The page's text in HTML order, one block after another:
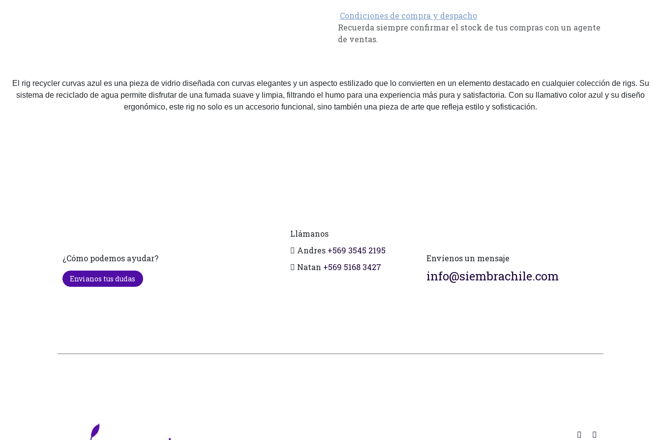
Condiciones de compra y despacho
Recuerda siempre confirmar el stock de tus compras con un agente
de ventas.
El rig recycler curvas azul es una pieza de vidrio diseñada con curvas elegantes y un aspecto estilizado que lo convierten en un elemento destacado en cualquier colección de rigs. Su
sistema de reciclado de agua permite disfrutar de una fumada suave y limpia, filtrando el humo para una experiencia más pura y satisfactoria. Con su llamativo color azul y su diseño
ergonómico, este rig no solo es un accesorio funcional, sino también una pieza de arte que refleja estilo y sofisticación.
¿Cómo podemos ayudar?
Envianos tus dudas
Llámanos
Andres +569 3545 2195
Natan +569 5168 3427
Envíenos un mensaje
info@siembrachile.com